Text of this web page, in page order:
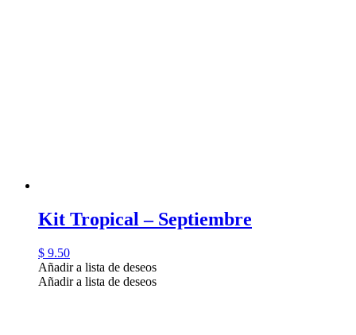
Kit Tropical – Septiembre
$ 9.50
Añadir a lista de deseos
Añadir a lista de deseos